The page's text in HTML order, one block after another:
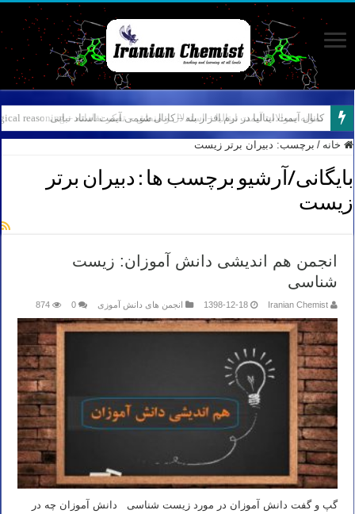
کانال آیمت ایتالیا در نرم افزار بله – کانال شیمی آیمت استاد نباتی
نمونه سوالات آیمت ایتالیا – استدلال و منطق – تفکر نقادانه – Logical reasoning – پارت ۷
خانه / برچسب: دبیران برتر زیست
بایگانی/آرشیو برچسب ها : دبیران برتر
زیست
انجمن هم اندیشی دانش آموزان: زیست
شناسی
Iranian Chemist
1398-12-18 انجمن های دانش آموزی 0
874
گپ و گفت دانش آموزان در مورد زیست شناسی دانش آموزان چه در